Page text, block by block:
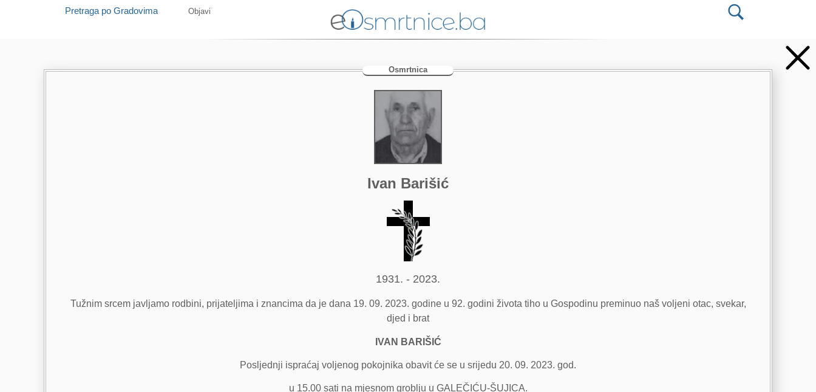
Pretraga po Gradovima Objavi
Osmrtnica
Ivan Barišić
1931. - 2023.
Tužnim srcem javljamo rodbini, prijateljima i znancima da je dana 19. 09. 2023. godine u 92. godini života tiho u Gospodinu preminuo naš voljeni otac, svekar,
djed i brat
IVAN BARIŠIĆ
Posljednji ispraćaj voljenog pokojnika obavit će se u srijedu 20. 09. 2023. god.
u 15.00 sati na mjesnom groblju u GALEČIĆU-ŠUJICA.